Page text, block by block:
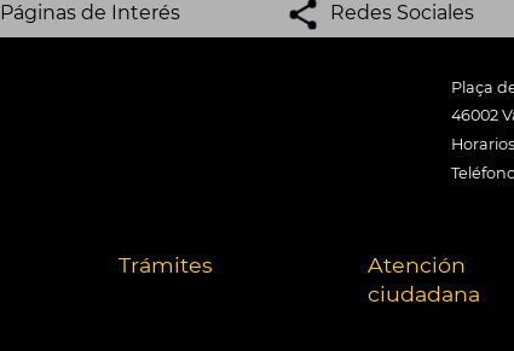
Páginas de Interés Redes Sociales
Plaça
46002
Trámites
Atención
ciudadana